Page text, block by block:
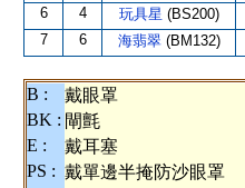
6 4 玩具星 (BS200)
7 6 海翡翠 (BM132)
B : 戴眼罩
BK : 閘氈
E :
戴耳塞
PS : 戴單邊半掩防沙眼罩